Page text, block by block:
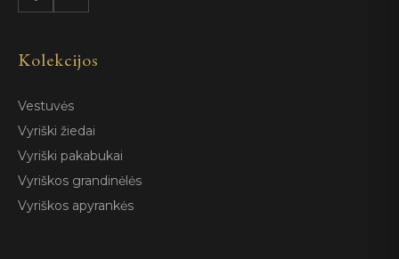
Kolekcijos
Vestuvės
Vyriški žiedai
Vyriški pakabukai
Vyriškos grandinėlės
Vyriškos apyrankės